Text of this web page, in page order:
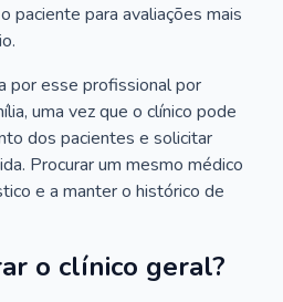
paciente para avaliações mais
por esse profissional por
uma vez que o clínico pode
dos pacientes e solicitar
Procurar um mesmo médico
e a manter o histórico de
o clínico geral?